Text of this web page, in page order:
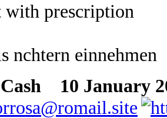
with prescription
nchtern einnehmen
10 January